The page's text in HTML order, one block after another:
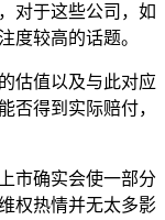
对于这些公司，如
度较高的话题。
估值以及与此对应
否得到实际赔付，
市确实会使一部分
权热情并无太多影